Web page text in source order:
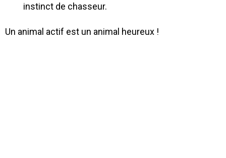
instinct de chasseur.
Un animal actif est un animal heureux !